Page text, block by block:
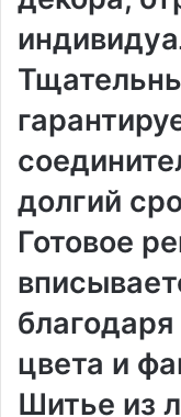
долгий
Готовое
цвета и
Шитье из